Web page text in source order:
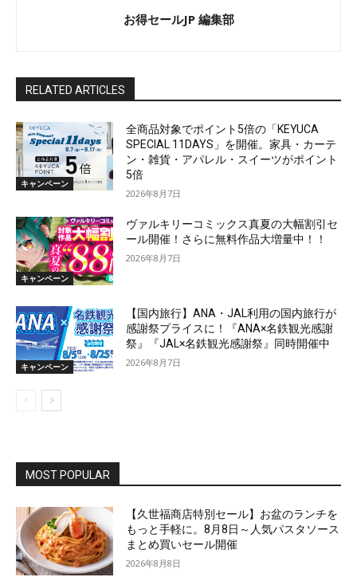
お得セールJP 編集部
RELATED ARTICLES
キャンペーン
全商品対象でポイント5倍の「KEYUCA
SPECIAL 11DAYS」を開催。家具・カーテ
ン・雑貨・アパレル・スイーツがポイント
5倍
2026年8月7日
キャンペーン
ヴァルキリーコミックス真夏の大幅割引セ
ール開催！さらに無料作品大増量中！！
2026年8月7日
キャンペーン
【国内旅行】ANA・JAL利用の国内旅行が
感謝祭プライスに！『ANA×名鉄観光感謝
祭』『JAL×名鉄観光感謝祭』同時開催中
2026年8月7日
MOST POPULAR
【久世福商店特別セール】お盆のランチを
もっと手軽に。8月8日～人気パスタソース
まとめ買いセール開催
2026年8月8日